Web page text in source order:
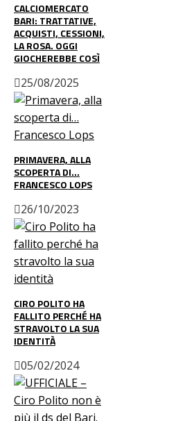
CALCIOMERCATO
BARI: TRATTATIVE,
ACQUISTI, CESSIONI,
LA ROSA. OGGI
GIOCHEREBBE COSÌ
25/08/2025
PRIMAVERA, ALLA
SCOPERTA DI…
FRANCESCO LOPS
26/10/2023
CIRO POLITO HA
FALLITO PERCHÉ HA
STRAVOLTO LA SUA
IDENTITÀ
05/02/2024